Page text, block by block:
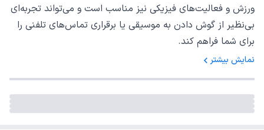
ورزش و فعالیت‌های فیزیکی نیز مناسب است و می‌تواند تجربه‌ای
بی‌نظیر از گوش دادن به موسیقی یا برقراری تماس‌های تلفنی را
برای شما فراهم کند.
نمایش بیشتر